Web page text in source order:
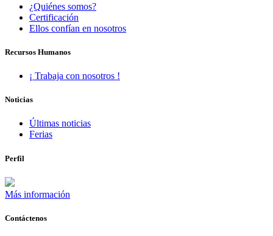
¿Quiénes somos?
Certificación
Ellos confían en nosotros
Recursos Humanos
¡ Trabaja con nosotros !
Noticias
Últimas noticias
Ferias
Perfil
Más información
Contáctenos